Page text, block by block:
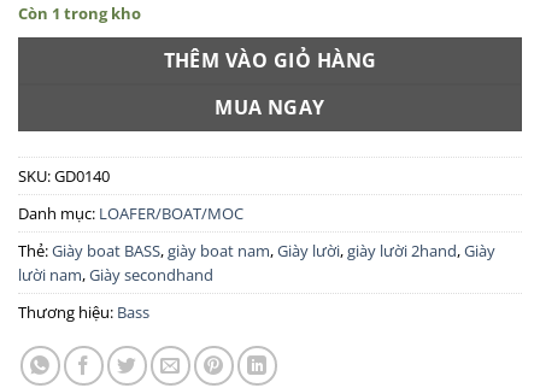
Còn 1 trong kho
THÊM VÀO GIỎ HÀNG
MUA NGAY
SKU:GD0140
Danh mục: LOAFER/BOAT/MOC
Thẻ:Giày boat BASS,giày boat nam,Giày lười,giày lười 2hand,Giày
lười nam,Giày secondhand
Thương hiệu: Bass